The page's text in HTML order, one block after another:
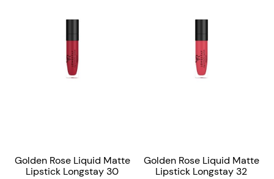
Golden Rose Liquid Matte
Lipstick Longstay 30
Golden Rose Liquid Matte
Lipstick Longstay 32